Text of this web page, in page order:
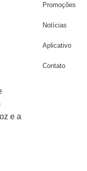
e a
Promoções
Notícias
Aplicativo
Contato